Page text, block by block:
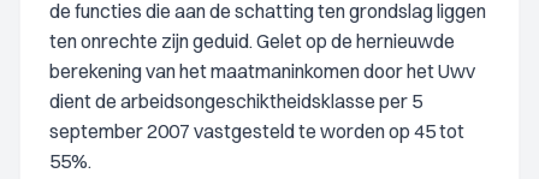
de functies die aan de schatting ten grondslag liggen
ten onrechte zijn geduid. Gelet op de hernieuwde
berekening van het maatmaninkomen door het Uwv
dient de arbeidsongeschiktheidsklasse per 5
september 2007 vastgesteld te worden op 45 tot
55%.